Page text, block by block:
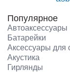
Популярное
Автоаксессуары
Батарейки
Аксессуары для
Акустика
Гирлянды